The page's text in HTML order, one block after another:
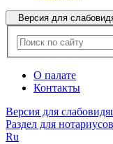
Версия для
О палате
Контакты
Версия для
Раздел для нотариусов
Ru